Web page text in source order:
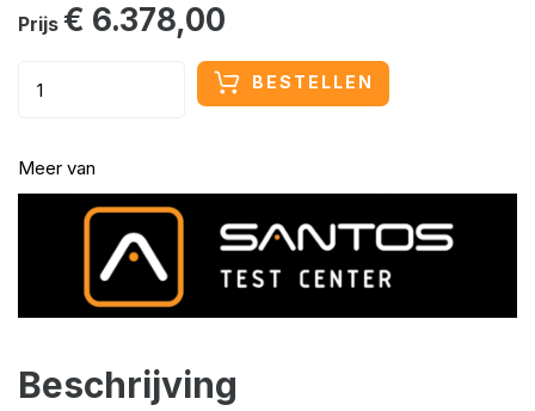
Prijs € 6.378,00
BESTELLEN
Meer van
Beschrijving